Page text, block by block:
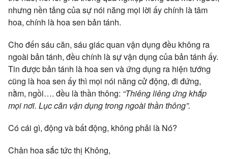
nhưng nền tảng của sự nói năng mọi lời ấy chính là tâm
hoa, chính là hoa sen bản tánh.
Cho đến sáu căn, sáu giác quan vận dụng đều không ra
ngoài bản tánh, đều chính là sự vận dụng của bản tánh ấy.
Tin được bản tánh là hoa sen và ứng dụng ra hiện tướng
cũng là hoa sen ấy thì mọi nói năng cử động, đi đứng,
nằm, ngồi…. đều là thần thông: “Thiêng liêng ứng khắp
mọi nơi. Lục căn vận dụng trong ngoài thần thông”.
Có cái gì, động và bất động, không phải là Nó?
Chân hoa sắc tức thị Không,